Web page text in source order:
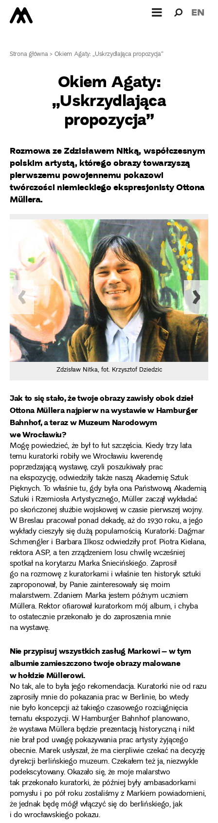
dla: EN
Strona główna>Okiem Agaty: „Uskrzydlająca propozycja”
Okiem Agaty:
„Uskrzydlająca
propozycja”
Rozmowa ze Zdzisławem Nitką, współczesnym
polskim artystą, którego obrazy towarzyszą
pierwszemu powojennemu pokazowi
twórczości niemieckiego ekspresjonisty Ottona
Müllera.
Zdzisław Nitka, fot. Krzysztof Dziedzic
Jak to się stało, że twoje obrazy zawisły obok dzieł
Ottona Müllera najpierw na wystawie w Hamburger
Bahnhof, a teraz w Muzeum Narodowym
we Wrocławiu?
Mogę powiedzieć, że był to łut szczęścia. Kiedy trzy lata
temu kuratorki robiły we Wrocławiu kwerendę
poprzedzającą wystawę, czyli poszukiwały prac
na ekspozycję, odwiedziły także naszą Akademię Sztuk
Pięknych. To właśnie tu, gdy była ona Państwową Akademią
Sztuki i Rzemiosła Artystycznego, Müller zaczął wykładać
po skończonej służbie wojskowej w czasie pierwszej wojny.
W Breslau pracował ponad dekadę, aż do 1930 roku, a jego
wykłady cieszyły się dużą popularnością. Kuratorki: Dagmar
Schmengler i Barbara Ilkosz odwiedziły prof. Piotra Kielana,
rektora ASP, a ten zrządzeniem losu chwilę wcześniej
spotkał na korytarzu Marka Śniecińskiego. Zaprosił
go na rozmowę z kuratorkami i właśnie ten historyk sztuki
zaproponował, by Panie zainteresowały się moim
malarstwem. Zdaniem Marka jestem późnym uczniem
Müllera. Rektor ofiarował kuratorkom mój album, i chyba
to ostatecznie przekonało je do zaproszenia mnie
na wystawę.
Nie przypisuj wszystkich zasług Markowi – w tym
albumie zamieszczono twoje obrazy malowane
w hołdzie Müllerowi.
No tak, ale to była jego rekomendacja. Kuratorki nie od razu
zaprosiły mnie do pokazania prac w Berlinie, bo wtedy
nie było koncepcji aż takiego czasowego rozciągnięcia
tematu ekspozycji. W Hamburger Bahnhof planowano,
że wystawa Müllera będzie prezentacją historyczną i nikt
nie brał pod uwagę pokazywania prac artysty żyjącego
obecnie. Marek usłyszał, że ma cierpliwie czekać na decyzję
dyrekcji berlińskiego muzeum. Czekałem też ja, niezwykle
podekscytowany. Okazało się, że moje malarstwo
tak przekonało kuratorki, że później były ambasadorkami
pomysłu i po pół roku zostaliśmy z Markiem powiadomieni,
że jednak będę mógł włączyć się do berlińskiego, jak
i do wrocławskiego pokazu.